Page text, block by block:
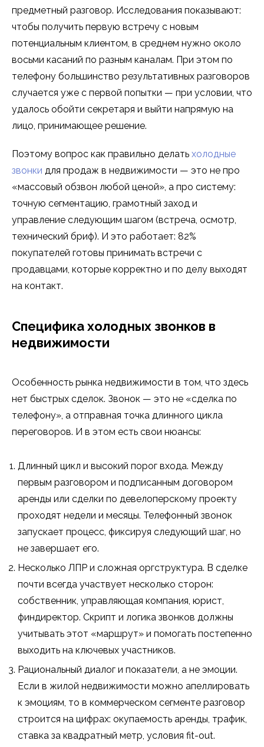
предметный разговор. Исследования показывают:
чтобы получить первую встречу с новым
потенциальным клиентом, в среднем нужно около
восьми касаний по разным каналам. При этом по
телефону большинство результативных разговоров
случается уже с первой попытки — при условии, что
удалось обойти секретаря и выйти напрямую на
лицо, принимающее решение.
Поэтому вопрос как правильно делать холодные
звонки для продаж в недвижимости — это не про
«массовый обзвон любой ценой», а про систему:
точную сегментацию, грамотный заход и
управление следующим шагом (встреча, осмотр,
технический бриф). И это работает: 82%
покупателей готовы принимать встречи с
продавцами, которые корректно и по делу выходят
на контакт.
Специфика холодных звонков в
недвижимости
Особенность рынка недвижимости в том, что здесь
нет быстрых сделок. Звонок — это не «сделка по
телефону», а отправная точка длинного цикла
переговоров. И в этом есть свои нюансы:
Длинный цикл и высокий порог входа. Между
первым разговором и подписанным договором
аренды или сделки по девелоперскому проекту
проходят недели и месяцы. Телефонный звонок
запускает процесс, фиксируя следующий шаг, но
не завершает его.
Несколько ЛПР и сложная оргструктура. В сделке
почти всегда участвует несколько сторон:
собственник, управляющая компания, юрист,
финдиректор. Скрипт и логика звонков должны
учитывать этот «маршрут» и помогать постепенно
выходить на ключевых участников.
Рациональный диалог и показатели, а не эмоции.
Если в жилой недвижимости можно апеллировать
к эмоциям, то в коммерческом сегменте разговор
строится на цифрах: окупаемость аренды, трафик,
ставка за квадратный метр, условия fit-out.